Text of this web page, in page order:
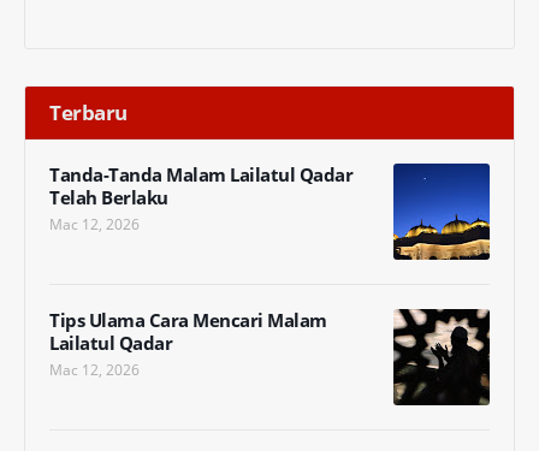
Terbaru
Tanda-Tanda Malam Lailatul Qadar
Telah Berlaku
Mac 12, 2026
Tips Ulama Cara Mencari Malam
Lailatul Qadar
Mac 12, 2026